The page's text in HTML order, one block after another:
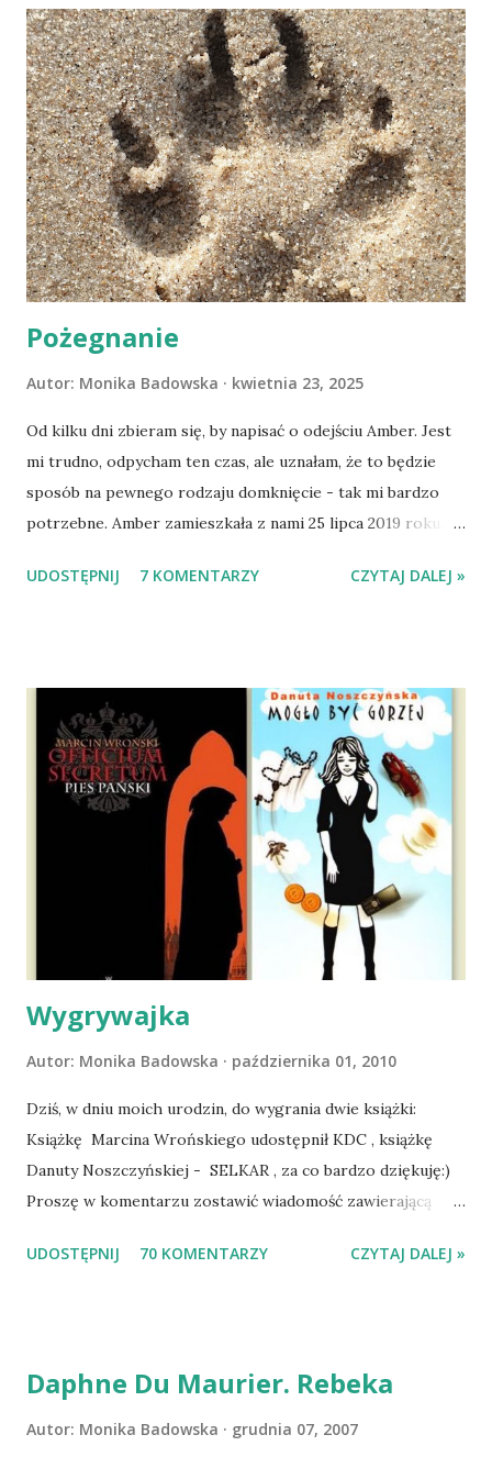
Pożegnanie
Autor: Monika Badowska kwietnia 23, 2025
Od kilku dni zbieram się, by napisać o odejściu Amber. Jest
mi trudno, odpycham ten czas, ale uznałam, że to będzie
sposób na pewnego rodzaju domknięcie - tak mi bardzo
potrzebne. Amber zamieszkała z nami 25 lipca 2019 roku.
Mazowieckim, pojechaliśmy na wizytę zapoznawczą, a kilka
wspólnego życia przeczytacie TUTAJ i TUTAJ . Gdy już
nieco okrzepliśmy w codzienności z psem, a Amber - z
ludźmi i kotami, pojawił się pomysł na wspólny jesienny
wyjazd w Beskid Niski. Zanim to jednak się stało psica miała
atak padaczki, co spowodowało, że wyjazd odwołaliśmy,
wdrożyliśmy leczenie i od nowa zaczęliśmy oswajać z nami i
wspólnym życiem zdezorientowanego chorobą psa. Udało
się ustabilizować zawirowania zdrowotne i wówczas
zaczęliśmy się cieszyć sobą wzajemnie już na 100%.
Dopier...
UDOSTĘPNIJ 7 KOMENTARZY CZYTAJ DALEJ »
Wygrywajka
Autor: Monika Badowska października 01, 2010
Dziś, w dniu moich urodzin, do wygrania dwie książki:
Książkę Marcina Wrońskiego udostępnił KDC , książkę
Danuty Noszczyńskiej - SELKAR , za co bardzo dziękuję:)
Proszę w komentarzu zostawić wiadomość zawierającą
Losowanie odbędzie się w niedzielę o 8:00. Zapraszam
UDOSTĘPNIJ 70 KOMENTARZY CZYTAJ DALEJ »
Daphne Du Maurier. Rebeka
Autor: Monika Badowska grudnia 07, 2007